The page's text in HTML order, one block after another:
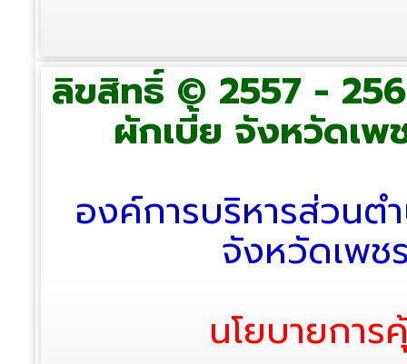
ลิขสิทธิ์ © 2557 -
ผักเบี้ย จังหวัดเพ
องค์การบริหารส่วนต
จังหวัดเพช
นโยบายกา